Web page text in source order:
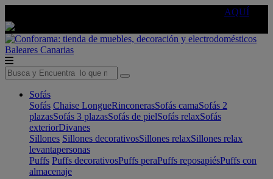
AQUÍ
Baleares Canarias
Sofás
Sofás Chaise LongueRinconerasSofás camaSofás 2
plazasSofás 3 plazasSofás de pielSofás relaxSofás
exteriorDivanes
Sillones Sillones decorativosSillones relaxSillones relax
levantapersonas
Puffs Puffs decorativosPuffs peraPuffs reposapiésPuffs con
almacenaje